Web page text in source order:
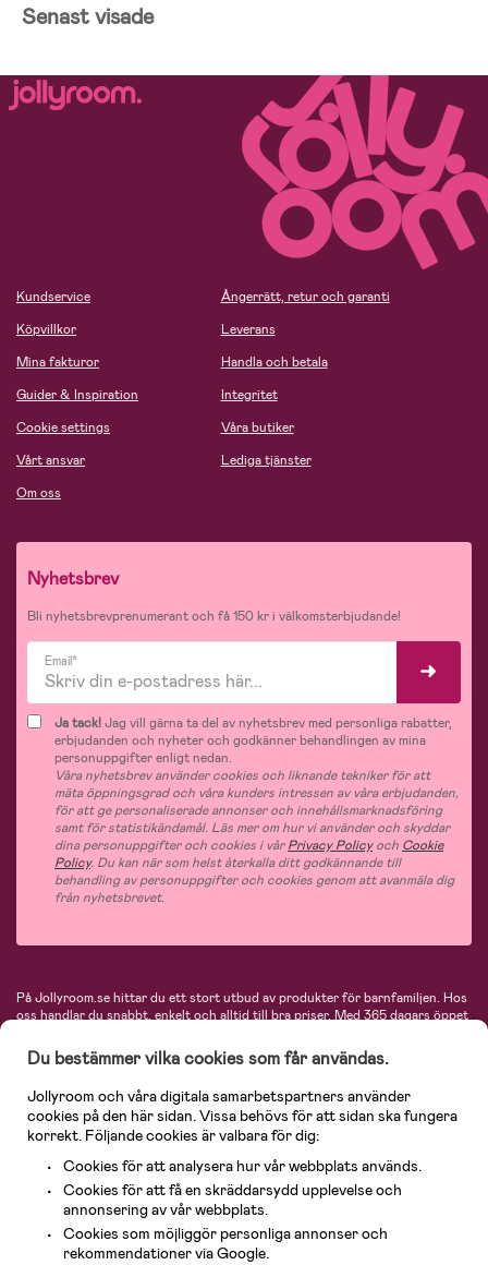
Senast visade
Kundservice
Köpvillkor
Mina fakturor
Guider & Inspiration
Cookie settings
Vårt ansvar
Om oss
Ångerrätt, retur och garanti
Leverans
Handla och betala
Integritet
Våra butiker
Lediga tjänster
Nyhetsbrev
Bli nyhetsbrevprenumerant och få 150 kr i välkomsterbjudande!
Email*
Ja tack!Jag vill gärna ta del av nyhetsbrev med personliga rabatter,
erbjudanden och nyheter och godkänner behandlingen av mina
personuppgifter enligt nedan.
Våra nyhetsbrev använder cookies och liknande tekniker för att
mäta öppningsgrad och våra kunders intressen av våra erbjudanden,
för att ge personaliserade annonser och innehållsmarknadsföring
samt för statistikändamål. Läs mer om hur vi använder och skyddar
dina personuppgifter och cookies i vårPrivacy Policyoch Cookie
Policy. Du kan när som helst återkalla ditt godkännande till
behandling av personuppgifter och cookies genom att avanmäla dig
från nyhetsbrevet.
På Jollyroom.se hittar du ett stort utbud av produkter för barnfamiljen. Hos
oss handlar du snabbt, enkelt och alltid till bra priser.Med 365 dagars öppet
hos oss. I vårt sortiment hittar du barnvagnar, bilstolar, kläder för barn och
baby, produkter för mamman, massor av inspirerande inredning, leksaker,
babyprodukter och mycket mer. Vi erbjuder produkter från välkända
varumärken så som Britax, Maxi-Cosi, Baby Jogger, BabyBjörn, Didriksons,
KidKraft, Ergobaby, Philips Avent, Neonate, Cybex, LEGO och många fler.
Välkommen in och kika runt i Nordens största barn- och babybutik på nätet!
Du bestämmer vilka cookies som får användas.
Jollyroom och våra digitala samarbetspartners använder
cookies på den här sidan. Vissa behövs för att sidan ska fungera
korrekt. Följande cookies är valbara för dig:
Cookies för att analysera hur vår webbplats används.
Cookies för att få en skräddarsydd upplevelse och
annonsering av vår webbplats.
Cookies som möjliggör personliga annonser och
rekommendationer via Google.